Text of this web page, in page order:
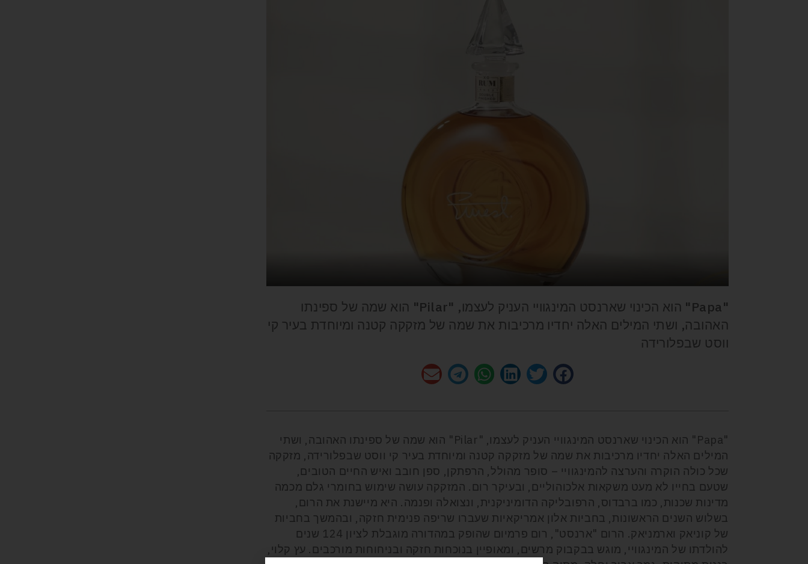
"Papa" הוא הכינוי שארנסט המינגוויי העניק לעצמו, "Pilar" הוא שמה של ספינתו
האהובה, ושתי המילים האלה יחדיו מרכיבות את שמה של מזקקה קטנה ומיוחדת בעיר קי
ווסט שבפלורידה
"Papa" הוא הכינוי שארנסט המינגוויי העניק לעצמו, "Pilar" הוא שמה של ספינתו האהובה, ושתי
המילים האלה יחדיו מרכיבות את שמה של מזקקה קטנה ומיוחדת בעיר קי ווסט שבפלורידה, מזקקה
שכל כולה הוקרה והערצה להמינגוויי – סופר מהולל, הרפתקן, ספן חובב ואיש החיים הטובים,
שטעם בחייו לא מעט משקאות אלכוהוליים, ובעיקר רום. המזקקה עושה שימוש בחומרי גלם מכמה
מדינות שכנות, כמו ברבדוס, הרפובליקה הדומיניקנית, ונצואלה ופנמה. היא מיישנת את הרום,
בשלוש השנים הראשונות, בחביות אלון אמריקאיות שעברו שריפה פנימית חזקה, ובהמשך בחביות
של קוניאק וארמניאק. הרום "ארנסט", רום פרמיום שהופק במהדורה מוגבלת לציון 124 שנים
להולדתו של המינגוויי, מוגש בבקבוק מרשים, ומאופיין בנוכחות חזקה ובניחוחות מורכבים. עץ קלוי,